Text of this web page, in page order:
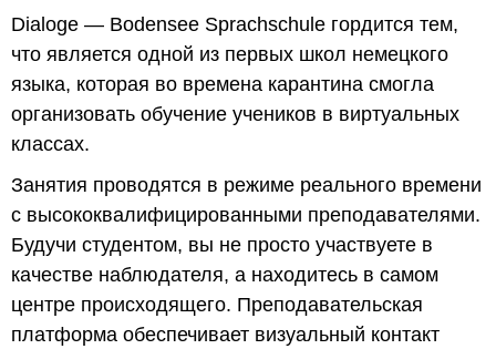
Dialoge — Bodensee Sprachschule гордится тем,
что является одной из первых школ немецкого
языка, которая во времена карантина смогла
организовать обучение учеников в виртуальных
классах.
Занятия проводятся в режиме реального времени
с высококвалифицированными преподавателями.
Будучи студентом, вы не просто участвуете в
качестве наблюдателя, а находитесь в самом
центре происходящего. Преподавательская
платформа обеспечивает визуальный контакт